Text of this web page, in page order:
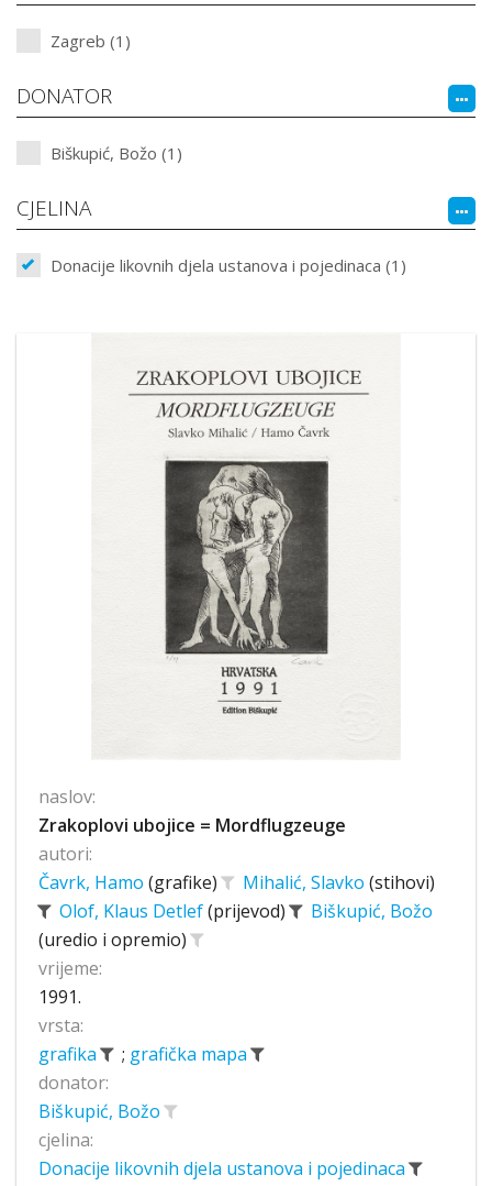
Zagreb (1)
DONATOR
Biškupić, Božo (1)
CJELINA
Donacije likovnih djela ustanova i pojedinaca (1)
naslov:
Zrakoplovi ubojice = Mordflugzeuge
autori:
Čavrk, Hamo (grafike) Mihalić, Slavko (stihovi)
Olof, Klaus Detlef(prijevod)
Biškupić, Božo
(uredio i opremio)
vrijeme:
1991.
vrsta:
grafika
; grafička mapa
donator:
Biškupić, Božo
cjelina:
Donacije likovnih djela ustanova i pojedinaca